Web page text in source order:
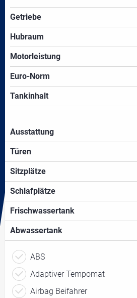
Getriebe
Hubraum
Motorleistung
Euro-Norm
Tankinhalt
Ausstattung
Türen
Sitzplätze
Schlafplätze
Frischwassertank
Abwassertank
ABS
Adaptiver Tempomat
Airbag Beifahrer